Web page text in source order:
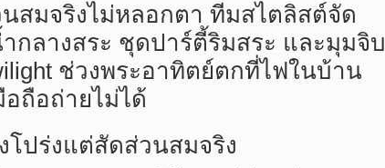
สมจริงไม่หลอกตา ทีมสไตลิสต์จัด
กลางสระ ชุดปาร์ตี้ริมสระ และมุมจิบ
ช่วงพระอาทิตย์ตกที่ไฟในบ้าน
ถือถ่ายไม่ได้
โปร่งแต่สัดส่วนสมจริง